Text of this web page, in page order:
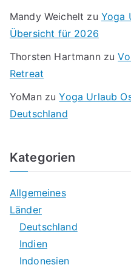
Mandy Weichelt zu Yoga
Übersicht für 2026
Thorsten Hartmannzu
Retreat
YoManzuYoga Urlaub
Deutschland
Kategorien
Allgemeines
Länder
Deutschland
Indien
Indonesien